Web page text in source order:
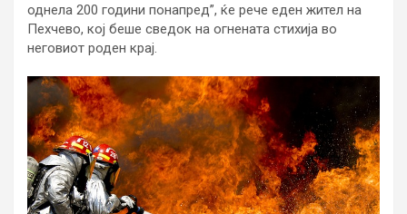
однела 200 години понапред”, ќе рече еден жител на
Пехчево, кој беше сведок на огнената стихија во
неговиот роден крај.